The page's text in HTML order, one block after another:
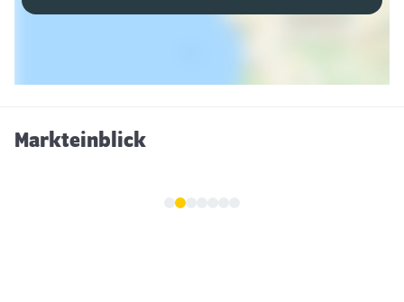
Markteinblick